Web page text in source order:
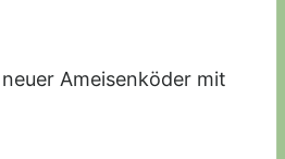
Ameisenköder mit